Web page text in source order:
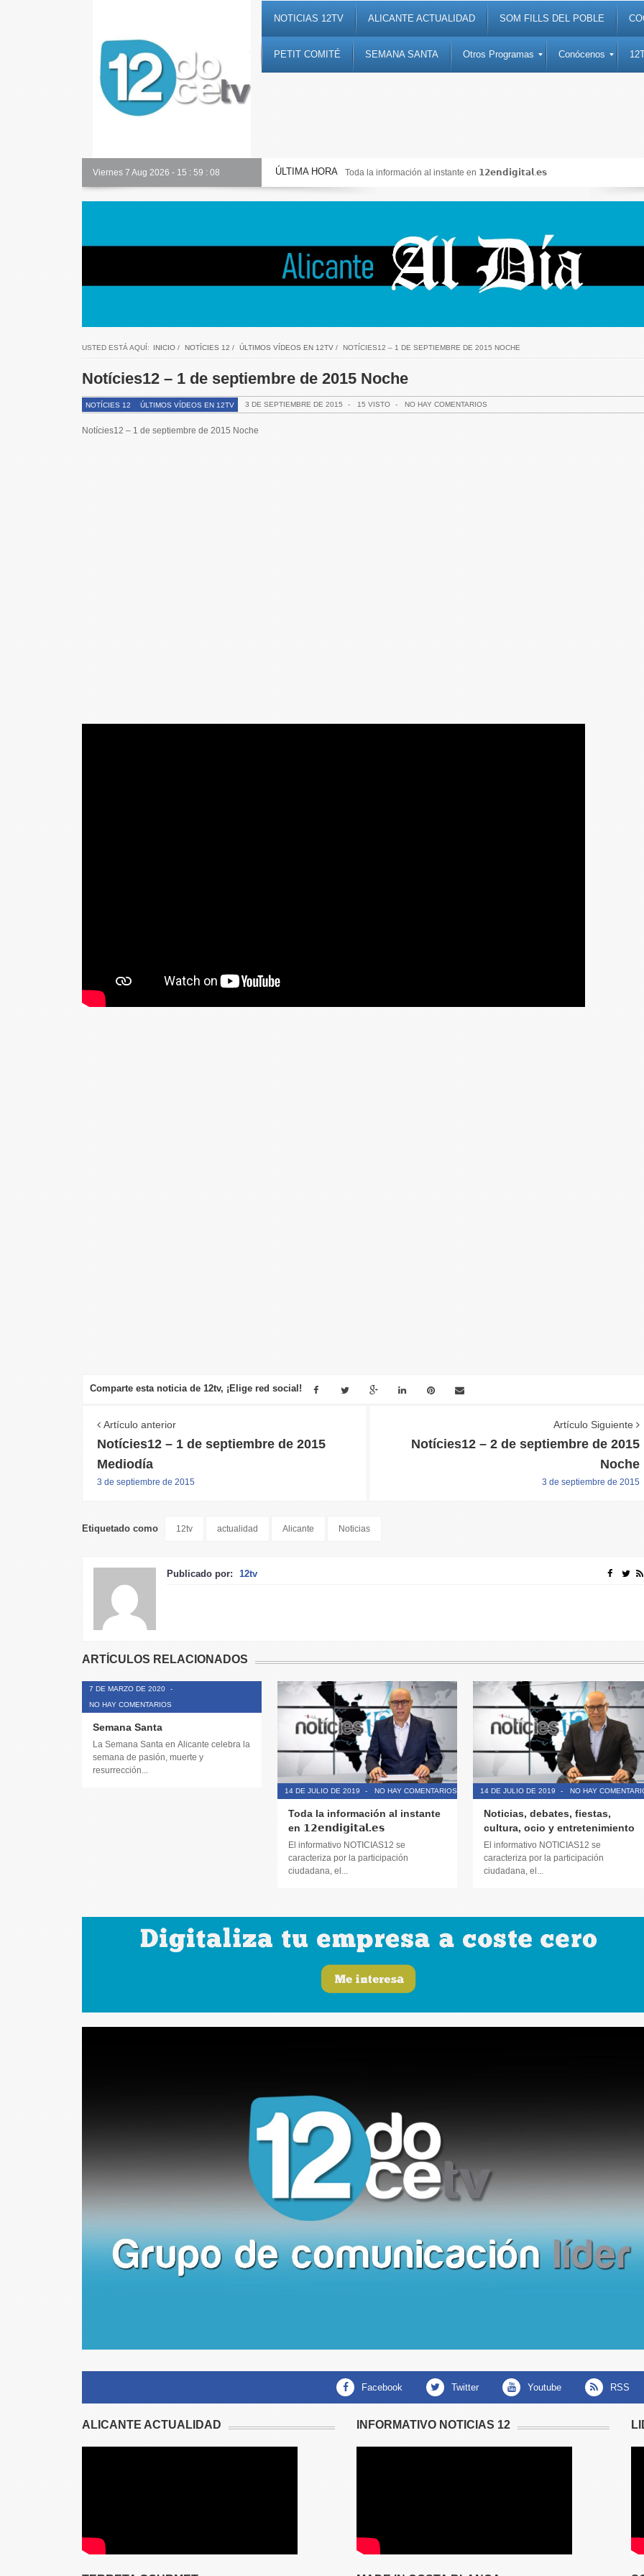
NOTICIAS 12TV ALICANTE ACTUALIDAD SOM FILLS DEL POBLE
PETIT COMITÉ SEMANA SANTA Otros Programas Conócenos
Viernes 7 Aug 2026 - 15 : 59 : 09 ÚLTIMA HORA
Toda la información al instante en 𝟭𝟮𝗲𝗻𝗱𝗶𝗴𝗶𝘁𝗮𝗹.𝗲𝘀 Noticias, debates, fiestas, cultura, ocio y entretenimiento
USTED ESTÁ AQUÍ: INICIO/ NOTÍCIES 12 / ÚLTIMOS VÍDEOS EN 12TV/ NOTÍCIES12 – 1 DE SEPTIEMBRE DE 2015 NOCHE
Notícies12 – 1 de septiembre de 2015 Noche
NOTÍCIES 12 ÚLTIMOS VÍDEOS EN 12TV 3 DE SEPTIEMBRE DE 2015 - 15 VISTO - NO HAY COMENTARIOS
Notícies12 – 1 de septiembre de 2015 Noche
Comparte esta noticia de 12tv, ¡Elige red social!
Artículo anterior
Notícies12 – 1 de septiembre de 2015
Mediodía
3 de septiembre de 2015
Artículo Siguiente
Notícies12 – 2 de septiembre de 2015
Noche
3 de septiembre de 2015
Etiquetado como 12tv actualidad Alicante Noticias
Publicado por: 12tv
ARTÍCULOS RELACIONADOS
7 DE MARZO DE 2020
-
NO HAY COMENTARIOS
Semana Santa
La Semana Santa en Alicante celebra la
semana de pasión, muerte y
resurrección...
14 DE JULIO DE 2019 - NO HAY COMENTARIOS
Toda la información al instante
en 𝟭𝟮𝗲𝗻𝗱𝗶𝗴𝗶𝘁𝗮𝗹.𝗲𝘀
El informativo NOTICIAS12 se
caracteriza por la participación
ciudadana, el...
14 DE JULIO DE 2019 - NO HAY
Noticias, debates, fiestas,
cultura, ocio y entretenimiento
El informativo NOTICIAS12 se
caracteriza por la participación
ciudadana, el...
facebook twitter youtube RSS
ALICANTE ACTUALIDAD INFORMATIVO NOTICIAS 12